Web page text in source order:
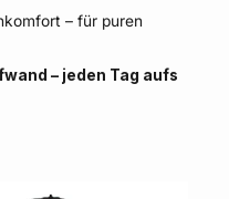
– für puren
– jeden Tag aufs